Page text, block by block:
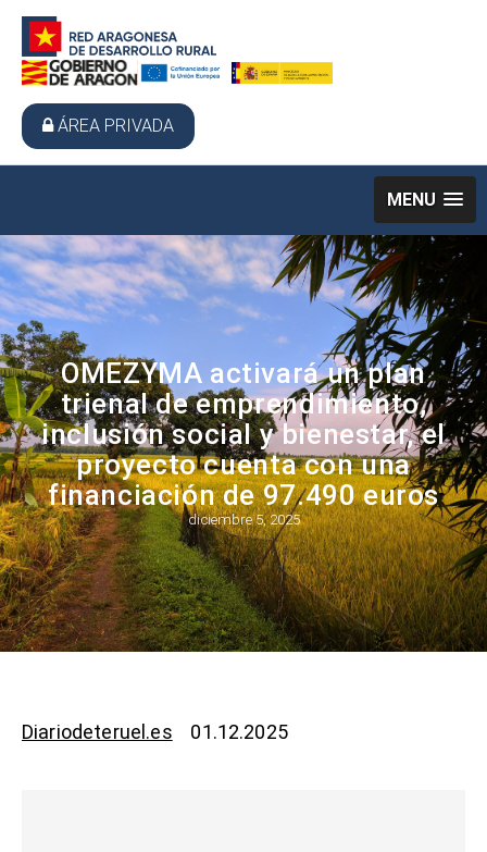
ÁREA PRIVADA
MENU
OMEZYMA activará un plan
trienal de emprendimiento,
inclusión social y bienestar, el
proyecto cuenta con una
financiación de 97.490 euros
diciembre 5, 2025
Diariodeteruel.es 01.12.2025